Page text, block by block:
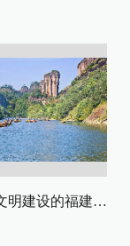
数字生态文明建设的福建路径与启示